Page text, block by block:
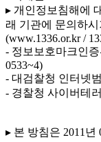
▸ 개인정보침해에
래 기관에 문의하
(www.1336.or.kr /
- 정보보호마크인증
0533~4)
- 대검찰청 인터넷
- 경찰청 사이버테
▸ 본 방침은 2011년